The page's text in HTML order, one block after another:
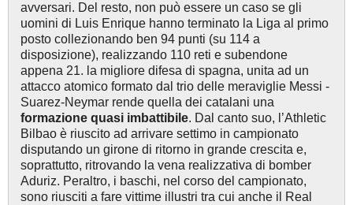
avversari. Del resto, non può essere un caso se gli
uomini di Luis Enrique hanno terminato la Liga al primo
posto collezionando ben 94 punti (su 114 a
disposizione), realizzando 110 reti e subendone
appena 21. la migliore difesa di spagna, unita ad un
attacco atomico formato dal trio delle meraviglie Messi -
Suarez-Neymar rende quella dei catalani una
formazione quasi imbattibile. Dal canto suo, l’Athletic
Bilbao è riuscito ad arrivare settimo in campionato
disputando un girone di ritorno in grande crescita e,
soprattutto, ritrovando la vena realizzativa di bomber
Aduriz. Peraltro, i baschi, nel corso del campionato,
sono riusciti a fare vittime illustri tra cui anche il Real